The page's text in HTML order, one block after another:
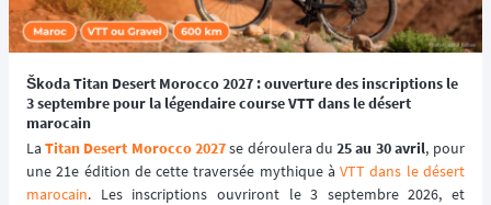
Škoda Titan Desert Morocco 2027 : ouverture des inscriptions le
3 septembre pour la légendaire course VTT dans le désert
marocain
La Titan Desert Morocco 2027 se déroulera du 25 au 30 avril, pour
une 21e édition de cette traversée mythique à VTT dans le désert
marocain. Les inscriptions ouvriront le 3 septembre 2026, et